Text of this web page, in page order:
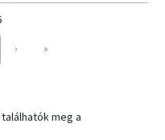
› »
meg a